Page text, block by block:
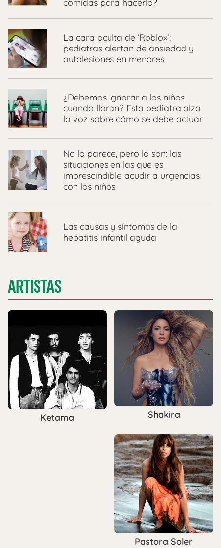
comidas para hacerlo?
La cara oculta de ‘Roblox’:
pediatras alertan de ansiedad y
autolesiones en menores
¿Debemos ignorar a los niños
cuando lloran? Esta pediatra alza
la voz sobre cómo se debe actuar
No lo parece, pero lo son: las
situaciones en las que es
imprescindible acudir a urgencias
con los niños
Las causas y síntomas de la
hepatitis infantil aguda
ARTISTAS
Ketama Shakira
Pastora Soler